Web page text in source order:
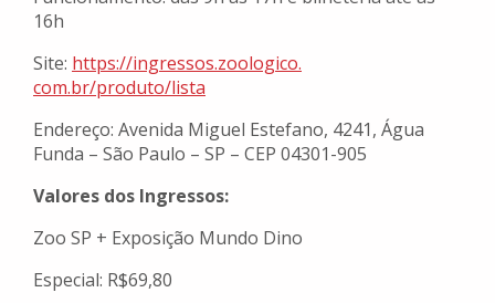
16h
Site: https://ingressos.zoologico.
com.br/produto/lista
Endereço: Avenida Miguel Estefano, 4241, Água
Funda – São Paulo – SP – CEP 04301-905
Valores dos Ingressos:
Zoo SP + Exposição Mundo Dino
Especial: R$69,80